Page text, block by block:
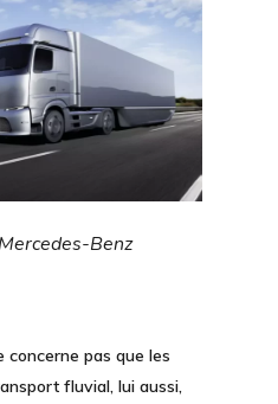
Benz
concerne pas que les
fluvial, lui aussi,